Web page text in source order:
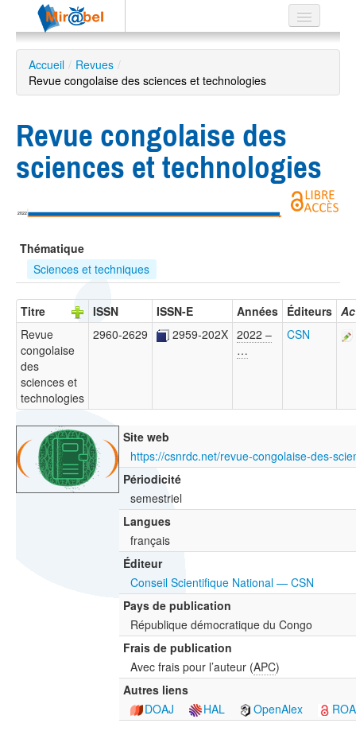
Le réseau
Soutien
avancée
ES
?
Accueil / Revues /
Revue congolaise des sciences et technologies
Revue congolaise des
sciences et technologies
2022
Thématique
Sciences et techniques
Titre ISSN ISSN-E Années Éditeurs
Revue
congolaise
des
sciences et
technologies
2960-2629 2959-202X 2022 –
…
CSN
Site web
Périodicité
semestriel
Langues
français
Éditeur
Conseil Scientifique National — CSN
Pays de publication
République démocratique du Congo
Frais de publication
Avec frais pour l’auteur (APC)
Autres liens
DOAJ
HAL OpenAlex